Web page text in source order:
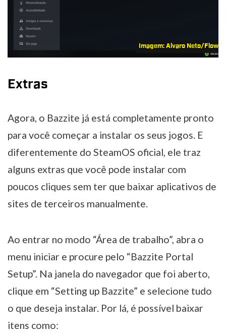
Imagem: Alvaro Neto/Flow
Extras
Agora, o Bazzite já está completamente pronto
para você começar a instalar os seus jogos. E
diferentemente do SteamOS oficial, ele traz
alguns extras que você pode instalar com
poucos cliques sem ter que baixar aplicativos de
sites de terceiros manualmente.
Ao entrar no modo “Área de trabalho”, abra o
menu iniciar e procure pelo “Bazzite Portal
Setup”. Na janela do navegador que foi aberto,
clique em “Setting up Bazzite” e selecione tudo
o que deseja instalar. Por lá, é possível baixar
itens como: